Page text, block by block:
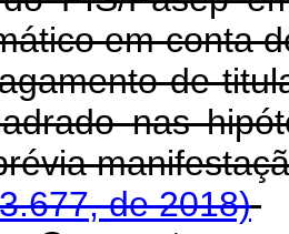
em conta
de
nas
prévia
de 2018)